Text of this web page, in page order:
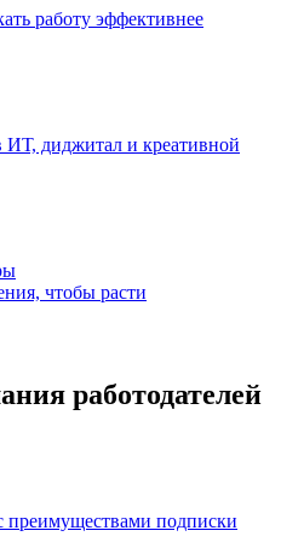
работу эффективнее
ИТ, диджитал и креативной
чтобы расти
работодателей
преимуществами подписки